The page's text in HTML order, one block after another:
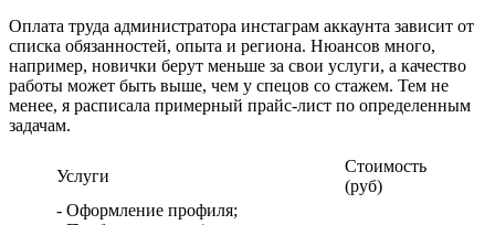
Оплата труда администратора инстаграм аккаунта зависит от
списка обязанностей, опыта и региона. Нюансов много,
например, новички берут меньше за свои услуги, а качество
работы может быть выше, чем у спецов со стажем. Тем не
менее, я расписала примерный прайс-лист по определенным
задачам.
Услуги
Стоимость
(руб)
- Оформление профиля;